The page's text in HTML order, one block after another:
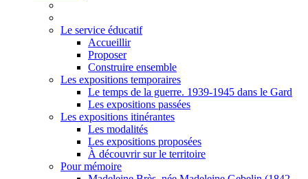
Le service éducatif
Accueillir
Proposer
Construire ensemble
Les expositions temporaires
Le temps de la guerre. 1939-1945 dans le Gard
Les expositions passées
Les expositions itinérantes
Les modalités
Les expositions proposées
À découvrir sur le territoire
Pour mémoire